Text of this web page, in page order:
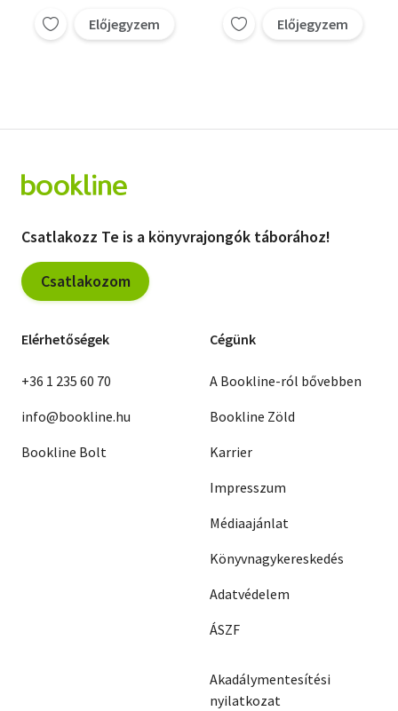
Előjegyzem Előjegyzem
Csatlakozz Te is a könyvrajongók táborához!
Csatlakozom
Elérhetőségek
+36 1 235 60 70
info@bookline.hu
Bookline Bolt
Cégünk
A Bookline-ról bővebben
Bookline Zöld
Karrier
Impresszum
Médiaajánlat
Könyvnagykereskedés
Adatvédelem
ÁSZF
Akadálymentesítési
nyilatkozat